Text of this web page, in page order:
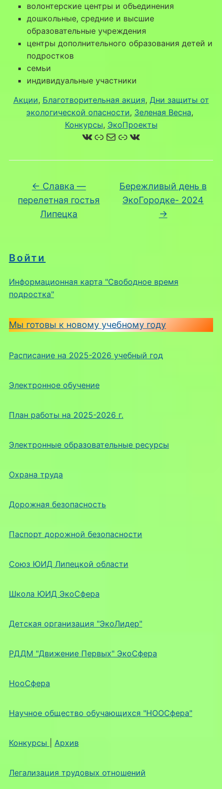
Войти
Информационная карта "Свободное время
подростка"
Мы готовы к новому учебному году
Расписание на 2025-2026 учебный год
Электронное обучение
План работы на 2025-2026 г.
Электронные образовательные ресурсы
Охрана труда
Дорожная безопасность
Паспорт дорожной безопасности
Союз ЮИД Липецкой области
Школа ЮИД ЭкоСфера
Детская организация "ЭкоЛидер"
РДДМ "Движение Первых" ЭкоСфера
НооСфера
Научное общество обучающихся "НООСфера"
Конкурсы Архив
Легализация трудовых отношений
волонтерские центры и объединения
дошкольные, средние и высшие
образовательные учреждения
центры дополнительного образования детей и
подростков
семьи
индивидуальные участники
Акции, Благотворительная акция, Дни защиты от
экологической опасности, Зеленая Весна
Конкурсы, ЭкоПроекты
ВКонтакте
Ссылка
Почта
Ссылка
ВКонтакте
← Славка —
перелетная гостья
Липецка
Бережливый день в
ЭкоГородке- 2024
→